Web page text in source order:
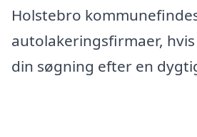
Holstebro
autolakeringsfirmaer,
din søgning efter en